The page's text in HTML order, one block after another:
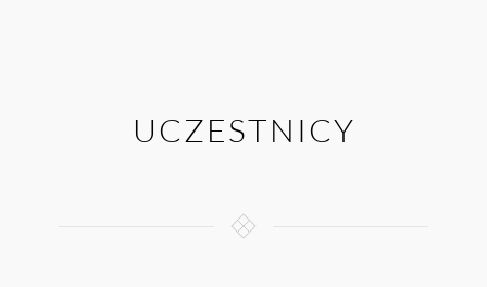
UCZESTNICY